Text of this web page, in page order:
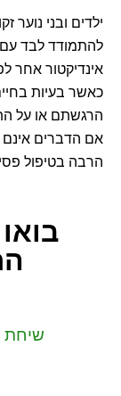
ילדים ובני
להתמודד לבד עם
אינדיקטור אחר
כאשר בעיות
הרגשתם או על
אם הדברים אינם
הרבה בטיפול
שיחת